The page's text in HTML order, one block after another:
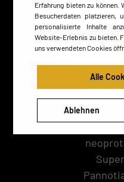
Rodinia
wieder
Erfahrung bieten zu können.
Besucherdaten platzieren,
personalisierte Inhalte
Website-Erlebnis zu bieten.
uns verwendeten Cookies
Alle
Ablehnen